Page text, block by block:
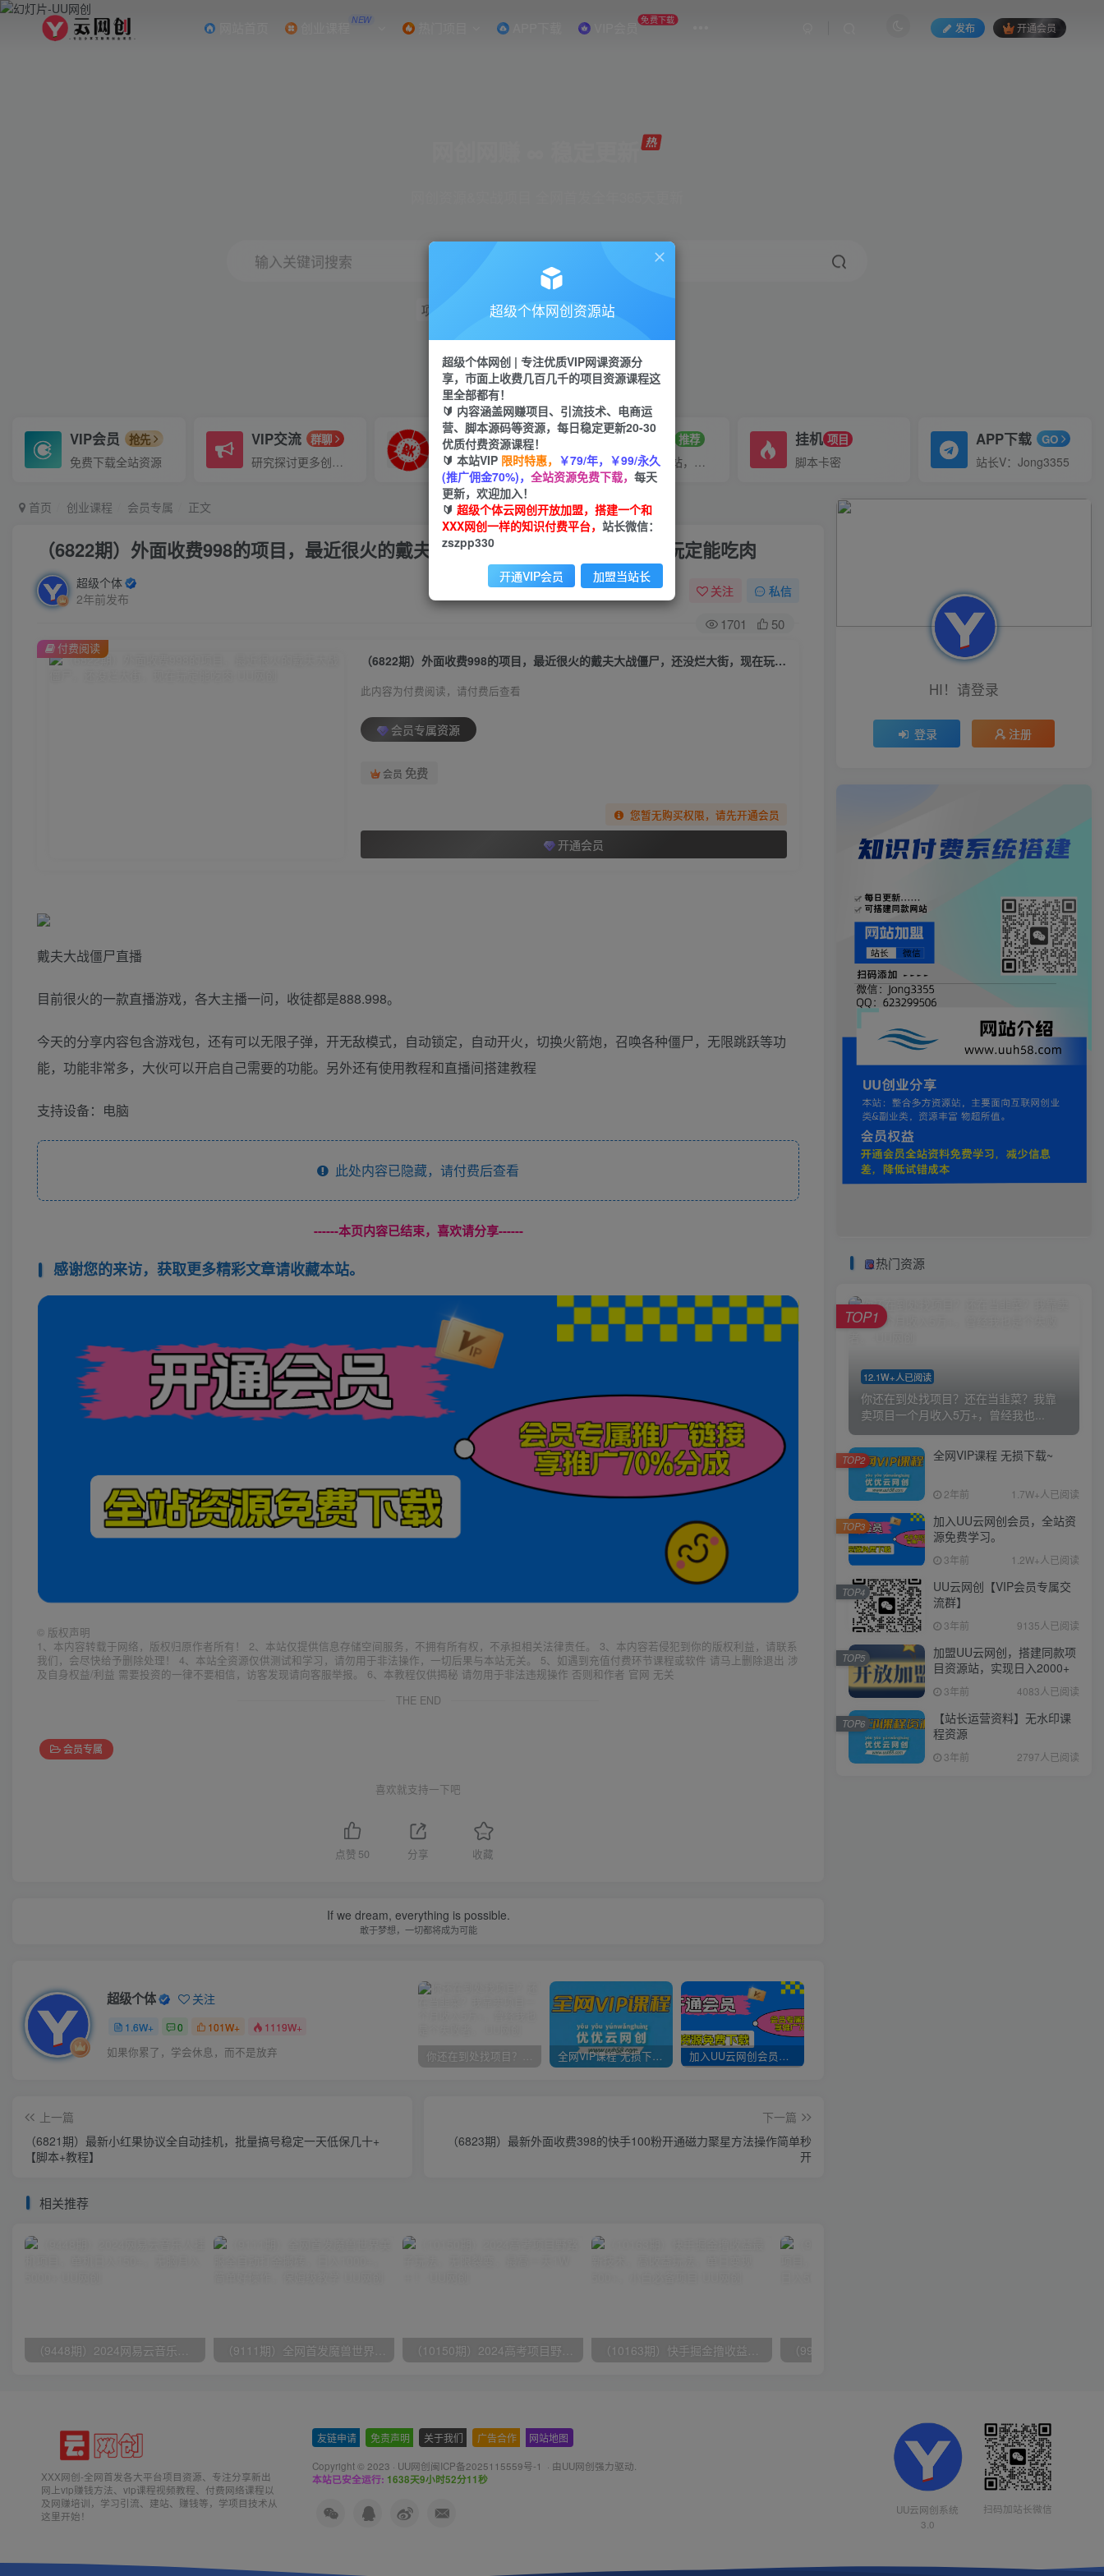
创业课程 NEW 热门项目 APP下载 VIP会员 免费下载
发布 开通会员
输入关键词搜索
项目 引流 短视频 小红书
VIP会员 抢先
免费下载全站资源
VIP交流 群聊
研究探讨更多创业项目路子。
VIP推广
70%分佣
会员专属推广链接
招募站长 推荐
搭建同款网站，自己当老板
挂机 项目
脚本卡密
APP下载 GO
站长V：Jong3355
首页 创业课程 会员专属 正文
（6822期）外面收费998的项目，最近很火的戴夫大战僵尸，还没烂大街，现在玩定能吃肉
超级个体
2年前发布
关注 私信
1701 50
（6822期）外面收费998的项目，最近很火的戴夫大战僵尸，还没烂大街，现在玩定能吃肉
此内容为付费阅读，请付费后查看
会员专属资源
会员 免费
您暂无购买权限，请先开通会员
开通会员
付费阅读
戴夫大战僵尸直播
目前很火的一款直播游戏，各大主播一问，收徒都是888.998。
今天的分享内容包含游戏包，还有可以无限子弹，开无敌模式，自动锁定，自动开火，切换火箭炮，召唤各种僵尸，无限跳跃等功
能，功能非常多，大伙可以开启自己需要的功能。另外还有使用教程和直播间搭建教程
支持设备：电脑
此处内容已隐藏，请付费后查看
------本页内容已结束，喜欢请分享------
感谢您的来访，获取更多精彩文章请收藏本站。
© 版权声明
1、本内容转载于网络，版权归原作者所有！ 2、本站仅提供信息存储空间服务，不拥有所有权，不承担相关法律责任。 3、本内容若侵犯到你的版权利益，请联系
我们，会尽快给予删除处理！ 4、本站全资源仅供测试和学习，请勿用于非法操作，一切后果与本站无关。 5、如遇到充值付费环节课程或软件 请马上删除退出 涉
及自身权益/利益 需要投资的一律不要相信，访客发现请向客服举报。 6、本教程仅供揭秘 请勿用于非法违规操作 否则和作者 官网 无关
THE END
会员专属
喜欢就支持一下吧
点赞 50 分享 收藏
If we dream, everything is possible.
敢于梦想，一切都将成为可能
超级个体 关注
1.6W+ 0 101W+ 1119W+
如果你累了，学会休息，而不是放弃 你还在到处找项目？还在当韭菜？我靠卖项目一个月收入5万+，曾经我也是个失败者。 全网VIP课程 无损下载~ 加入UU云网创会员，全站资源免费学习。
上一篇
（6821期）最新小红果协议全自动挂机，批量搞号稳定一天低保几十+
【脚本+教程】
下一篇
（6823期）最新外面收费398的快手100粉开通磁力聚星方法操作简单秒
开
相关推荐
（9448期）2024网易云音乐人挂机项目，单机日入150+，无脑月入5000+ （9111期）全网首发魔兽世界美服全自动打金搬砖，日入1000+，简单好操作，保姆级教学 （10150期）2024高考项目野路子玩法，无限裂变，最高一天1W＋！ （10163期）快手掘金撸收益最新技术，高收益玩法，单日变现500+，小白必备项目
HI！请登录
登录 注册
热门资源
12.1W+人已阅读
你还在到处找项目？还在当韭菜？我靠
卖项目一个月收入5万+，曾经我也...
TOP1
全网VIP课程 无损下载~
2年前 1.7W+人已阅读
TOP2
加入UU云网创会员，全站资
源免费学习。
3年前 1.2W+人已阅读
TOP3
UU云网创【VIP会员专属交
流群】
3年前 9135人已阅读
TOP4
加盟UU云网创，搭建同款项
目资源站，实现日入2000+
3年前 4083人已阅读
TOP5
【站长运营资料】无水印课
程资源
3年前 2797人已阅读
TOP6
XXX网创-全网首发各大平台项目资源、专注分享新出
网上vip赚钱方法、vip课程视频教程、付费网络课程以
及网赚培训，学习引流、建站、赚钱等，学项目技术从
这里开始！
友链申请 免责声明 关于我们 广告合作 网站地图
Copyright © 2023 · UU网创闽ICP备2025115559号-1 · 由UU网创强力驱动.
本站已安全运行: 1638天9小时52分12秒
UU云网创系统
3.0
扫码加站长微信
超级个体网创资源站
超级个体网创 | 专注优质VIP网课资源分
享，市面上收费几百几千的项目资源课程这
里全部都有！
🔰 内容涵盖网赚项目、引流技术、电商运
营、脚本源码等资源，每日稳定更新20-30
优质付费资源课程！
🔰 本站VIP 限时特惠， ￥79/年，￥99/永久
(推广佣金70%)， 全站资源免费下载， 每天
更新，欢迎加入！
🔰 超级个体云网创开放加盟，搭建一个和
XXX网创一样的知识付费平台， 站长微信：
zszpp330
开通VIP会员 加盟当站长